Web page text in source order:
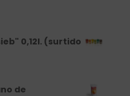
0,12l. (surtido
de